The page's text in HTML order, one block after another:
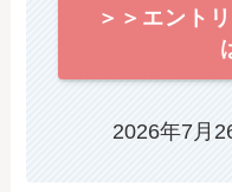
＞＞エント
2026年7月